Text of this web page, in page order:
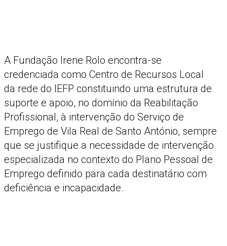
A Fundação Irene Rolo encontra-se
credenciada como Centro de Recursos Local
da rede do IEFP constituindo uma estrutura de
suporte e apoio, no domínio da Reabilitação
Profissional, à intervenção do Serviço de
Emprego de Vila Real de Santo António, sempre
que se justifique a necessidade de intervenção
especializada no contexto do Plano Pessoal de
Emprego definido para cada destinatário com
deficiência e incapacidade.